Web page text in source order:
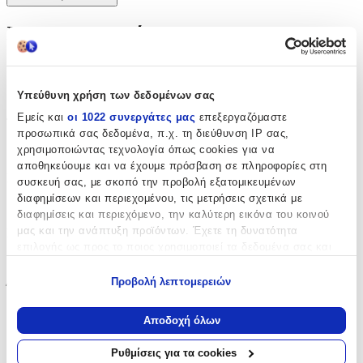
Υπεύθυνη χρήση των δεδομένων σας
Εμείς και οι 1022 συνεργάτες μας επεξεργαζόμαστε
προσωπικά σας δεδομένα, π.χ. τη διεύθυνση IP σας,
χρησιμοποιώντας τεχνολογία όπως cookies για να
αποθηκεύουμε και να έχουμε πρόσβαση σε πληροφορίες στη
συσκευή σας, με σκοπό την προβολή εξατομικευμένων
διαφημίσεων και περιεχομένου, τις μετρήσεις σχετικά με
διαφημίσεις και περιεχόμενο, την καλύτερη εικόνα του κοινού
μας και την ανάπτυξη προϊόντων. Έχετε τη δυνατότητα
Να συλλέξουμε πληροφορίες σχετικά με τη γεωγραφική
σας τοποθεσία, οι οποίες μπορεί να είναι ακριβείς σε
απόσταση μερικών μέτρων
Προβολή λεπτομερειών
Αποδοχή όλων
Ρυθμίσεις για τα cookies
Χαρακτηριστικά
με Κλειδαριά:
Όχι
Τύπος:
Μπρελόκ
Μήκος:
8
Πάχος :
0.5
cm
Χρώμα